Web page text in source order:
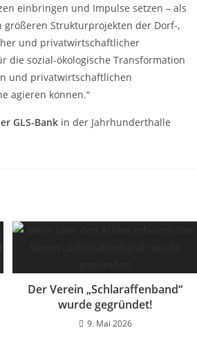
einbringen und Impulse setzen – als
Strukturprojekten der Dorf-,
und privatwirtschaftlicher
die sozial-ökologische Transformation
und privatwirtschaftlichen
agieren können.“
GLS-Bank in der Jahrhunderthalle
Der Verein „Schlaraffenband“
wurde gegründet!
9. Mai 2026